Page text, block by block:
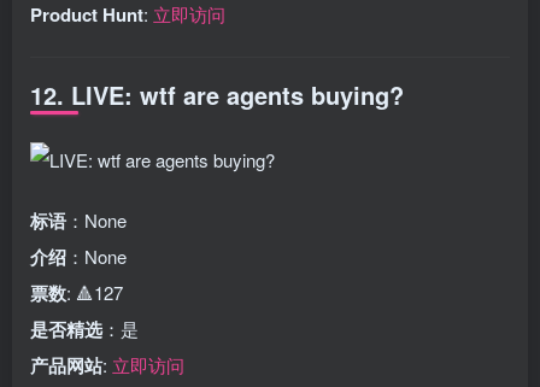
Product Hunt: 立即访问
12. LIVE: wtf are agents buying?
标语 ：None
介绍 ：None
票数: 🔺127
是否精选 ：是
产品网站: 立即访问